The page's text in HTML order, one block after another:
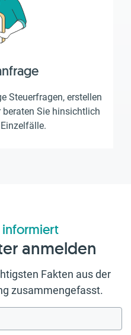
Steuerfragen, erstellen
beraten Sie hinsichtlich
anmelden
Fakten aus der
zusammengefasst.